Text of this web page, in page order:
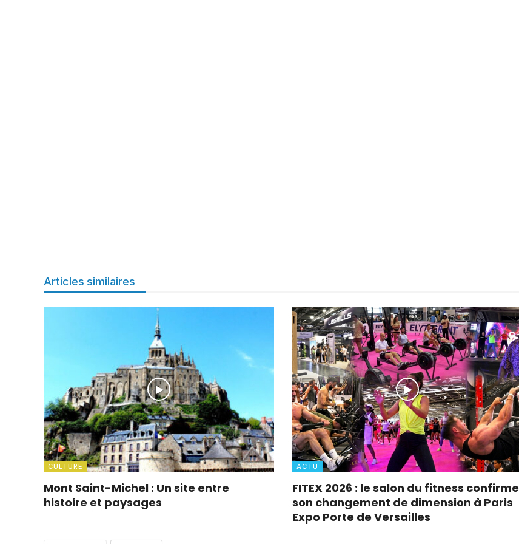
Articles similaires
CULTURE
Mont Saint-Michel : Un site entre
histoire et paysages
ACTU
FITEX 2026 : le salon du fitness confirme
son changement de dimension à Paris
Expo Porte de Versailles